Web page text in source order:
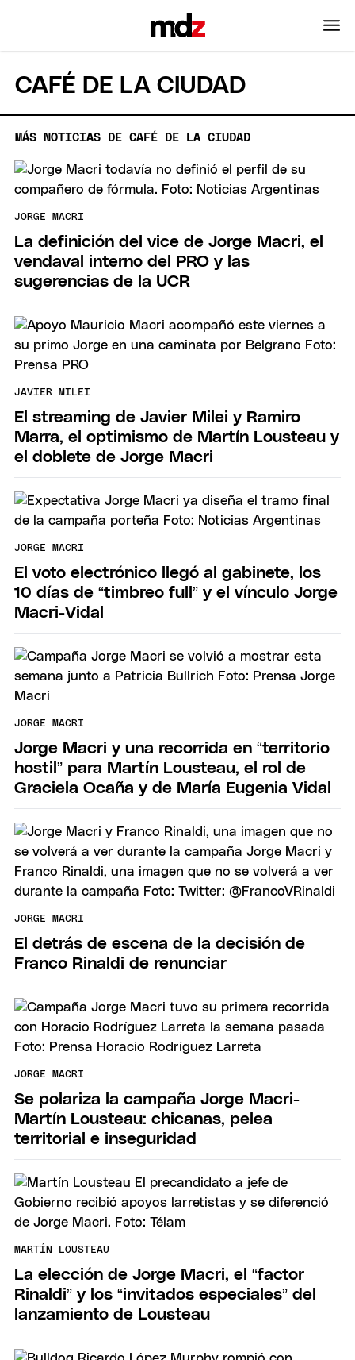
CAFÉ DE LA CIUDAD
MÁS NOTICIAS DE CAFÉ DE LA CIUDAD
JORGE MACRI
La definición del vice de Jorge Macri, el
vendaval interno del PRO y las
sugerencias de la UCR
JAVIER MILEI
El streaming de Javier Milei y Ramiro
Marra, el optimismo de Martín Lousteau y
el doblete de Jorge Macri
JORGE MACRI
El voto electrónico llegó al gabinete, los
10 días de “timbreo full” y el vínculo Jorge
Macri-Vidal
JORGE MACRI
Jorge Macri y una recorrida en “territorio
hostil” para Martín Lousteau, el rol de
Graciela Ocaña y de María Eugenia Vidal
JORGE MACRI
El detrás de escena de la decisión de
Franco Rinaldi de renunciar
JORGE MACRI
Se polariza la campaña Jorge Macri-
Martín Lousteau: chicanas, pelea
territorial e inseguridad
MARTÍN LOUSTEAU
La elección de Jorge Macri, el “factor
Rinaldi” y los “invitados especiales” del
lanzamiento de Lousteau